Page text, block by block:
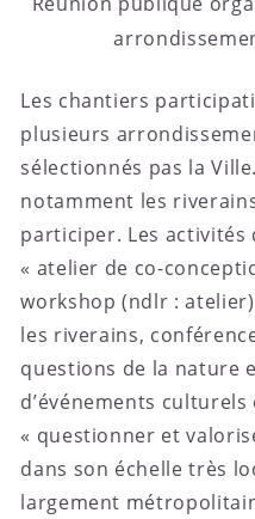
Les chantiers
plusieurs
sélectionnés pas la
notamment les
participer. Les activités
« atelier de co-
workshop (ndlr :
les riverains,
questions de la nature
d’événements
« questionner et
dans son échelle très
largement